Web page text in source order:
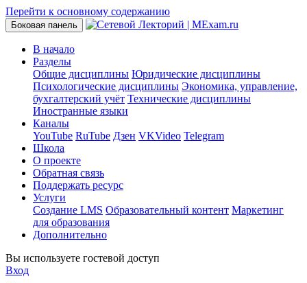
Перейти к основному содержанию
Боковая панель
В начало
Разделы
Общие дисциплины Юридические дисциплины
Психологические дисциплины Экономика, управление,
бухгалтерский учёт Технические дисциплины
Иностранные языки
Каналы
YouTube RuTube Дзен VKVideo Telegram
Школа
О проекте
Обратная связь
Поддержать ресурс
Услуги
Создание LMS Образовательный контент Маркетинг
для образования
Дополнительно
Вы используете гостевой доступ
Вход